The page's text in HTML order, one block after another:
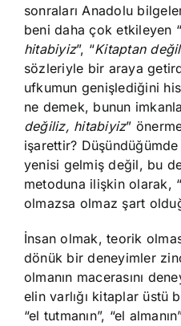
sonraları Anadolu
beni daha çok etkileyen “
hitabiyiz”, “Kitaptan
sözleriyle bir araya
ufkumun genişlediğini
ne demek, bunun
değiliz, hitabiyiz”
işarettir?
yenisi gelmiş değil, bu
metoduna ilişkin olarak,
olmazsa olmaz şart
İnsan olmak, teorik
dönük bir deneyimler
olmanın macerasını
elin varlığı kitaplar üstü
“el tutmanın”, “el